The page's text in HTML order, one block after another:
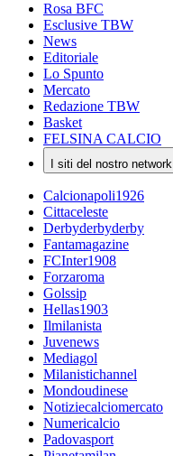
Rosa BFC
Esclusive TBW
News
Editoriale
Lo Spunto
Mercato
Redazione TBW
Basket
FELSINA CALCIO
I siti del nostro network
Calcionapoli1926
Cittaceleste
Derbyderbyderby
Fantamagazine
FCInter1908
Forzaroma
Golssip
Hellas1903
Ilmilanista
Juvenews
Mediagol
Milanistichannel
Mondoudinese
Notiziecalciomercato
Numericalcio
Padovasport